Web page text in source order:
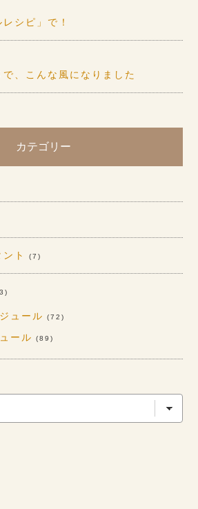
シピ」で！
、こんな風になりました
カテゴリー
ト (7)
ュール (72)
ール (89)